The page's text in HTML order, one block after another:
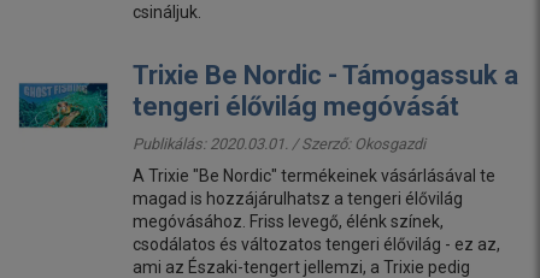
csináljuk.
Trixie Be Nordic - Támogassuk a
tengeri élővilág megóvását
Publikálás: 2020.03.01. / Szerző: Okosgazdi
A Trixie "Be Nordic" termékeinek vásárlásával te
magad is hozzájárulhatsz a tengeri élővilág
megóvásához. Friss levegő, élénk színek,
csodálatos és változatos tengeri élővilág - ez az,
ami az Északi-tengert jellemzi, a Trixie pedig